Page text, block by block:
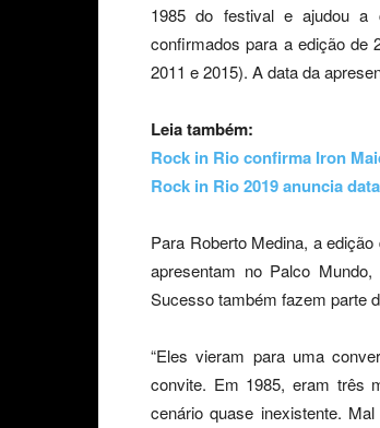
1985 do festival e ajudou a
confirmados para a edição de
2011 e 2015). A data da
Leia também:
Rock in Rio confirma Iron
Rock in Rio 2019 anuncia
Para Roberto Medina, a
apresentam no Palco
Sucesso também fazem parte
“Eles vieram para uma
convite. Em 1985, eram três
cenário quase inexistente.